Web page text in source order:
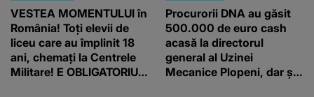
VESTEA MOMENTULUI în
România! Toți elevii de
liceu care au împlinit 18
ani, chemați la Centrele
Militare! E OBLIGATORIU.
Procurorii DNA au găsit
500.000 de euro cash
acasă la directorul
general al Uzinei
Mecanice Plopeni, dar și